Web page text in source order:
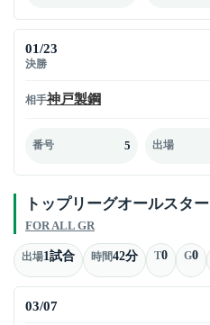
01/23
決勝
相手神戸製鋼
番号 5 出場
トップリーグオールスター
FOR ALL GR
出場1試合 時間42分 T0 G0
03/07